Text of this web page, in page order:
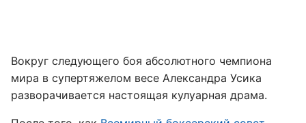
Вокруг следующего боя абсолютного чемпиона
мира в супертяжелом весе Александра Усика
разворачивается настоящая кулуарная драма.